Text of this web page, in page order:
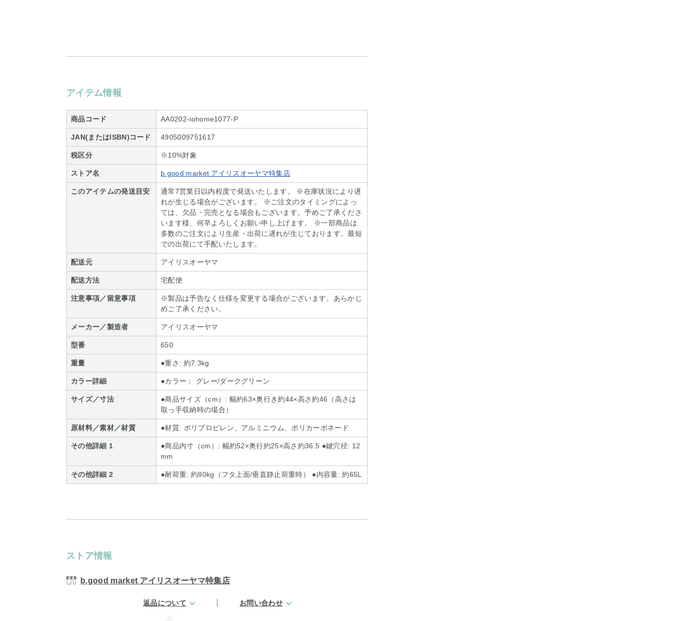
アイテム情報
商品コード AA0202-iohome1077-P
JAN(またはISBN)コード 4905009751617
税区分 ※10%対象
ストア名 b.good market アイリスオーヤマ特集店
このアイテムの発送目安
通常7営業日以内程度で発送いたします。 ※在庫状況により遅
れが生じる場合がございます。 ※ご注文のタイミングによっ
ては、欠品・完売となる場合もございます。予めご了承くださ
います様、何卒よろしくお願い申し上げます。 ※一部商品は
多数のご注文により生産・出荷に遅れが生じております。最短
での出荷にて手配いたします。
配送元 アイリスオーヤマ
配送方法 宅配便
注意事項／留意事項
※製品は予告なく仕様を変更する場合がございます。あらかじ
めご了承ください。
メーカー／製造者 アイリスオーヤマ
型番 650
重量 ●重さ: 約7.3kg
カラー詳細 ●カラー： グレー/ダークグリーン
サイズ／寸法
●商品サイズ（cm）: 幅約63×奥行き約44×高さ約46（高さは
取っ手収納時の場合）
原材料／素材／材質 ●材質: ポリプロピレン、アルミニウム、ポリカーボネード
その他詳細 1
●商品内寸（cm）: 幅約52×奥行約25×高さ約36.5 ●鍵穴径: 12
mm
その他詳細 2 ●耐荷重: 約80kg（フタ上面/垂直静止荷重時） ●内容量: 約65L
ストア情報
b.good market アイリスオーヤマ特集店
返品について お問い合わせ